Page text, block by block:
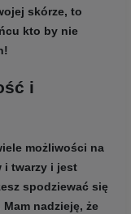
skórze, to
kto by nie
i
możliwości na
i twarzyi jest
spodziewać się
Mam nadzieję, że